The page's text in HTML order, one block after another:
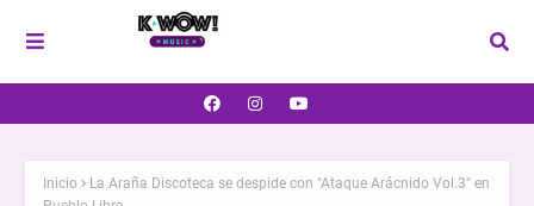
Inicio
La Araña Discoteca se despide con "Ataque Arácnido Vol.3" en